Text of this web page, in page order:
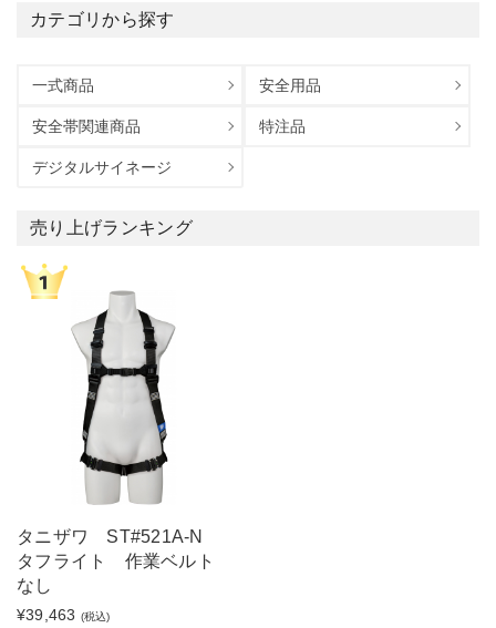
カテゴリから探す
一式商品 安全用品
安全帯関連商品 特注品
デジタルサイネージ
売り上げランキング
タニザワ ST#521A-N
タフライト 作業ベルト
なし
¥39,463 (税込)